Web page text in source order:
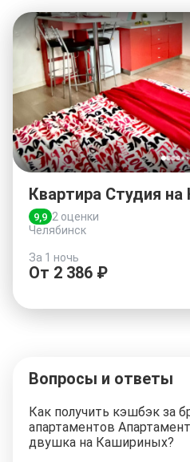
Квартира Студия
9,9 2 оценки
Челябинск
За 1 ночь
От 2 386 ₽
Вопросы и ответы
Как получить кэшбэк за
апартаментов
двушка на Кашириных?